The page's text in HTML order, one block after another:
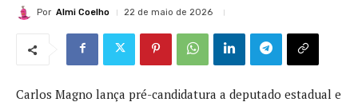
Por Almi Coelho 22 de maio de 2026
Carlos Magno lança pré-candidatura a deputado estadual e